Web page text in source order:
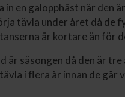
en galopphäst när den
tävla under året då de
är kortare än för
säsongen då den är tre
i flera år innan de går